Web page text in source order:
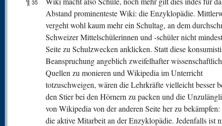
35
Abstand prominenteste Wiki: die Enzyklopädie.
vergeht wohl kaum mehr ein Schultag, an dem
Schweizer Mittelschülerinnen und -schüler nicht
Seite zu Schulzwecken anklicken. Statt diese
Beanspruchung angeblich zweifelhafter
Quellen zu monieren und Wikipedia im Unterricht
totzuschweigen, wären die Lehrkräfte vielleicht besser
den Stier bei den Hörnern zu packen und die
von Wikipedia von der anderen Seite her zu
die aktive Mitarbeit an der Enzyklopädie. Jedenfalls ist